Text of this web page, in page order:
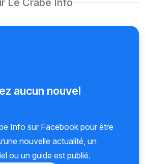
Le Crabe Info
aucun nouvel
Info sur Facebook pour être
nouvelle actualité, un
ou un guide est publié.